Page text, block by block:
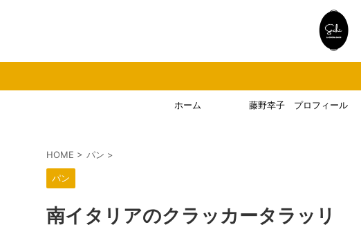
ホーム 藤野幸子 プロフィール
HOME > パン >
パン
南イタリアのクラッカータラッリ